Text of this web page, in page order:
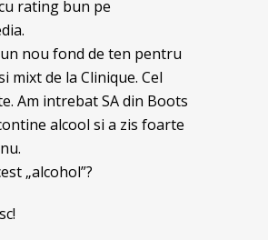
rating bun pe
nou fond de ten pentru
mixt de la Clinique. Cel
Am intrebat SA din Boots
alcool si a zis foarte
„alcohol”?